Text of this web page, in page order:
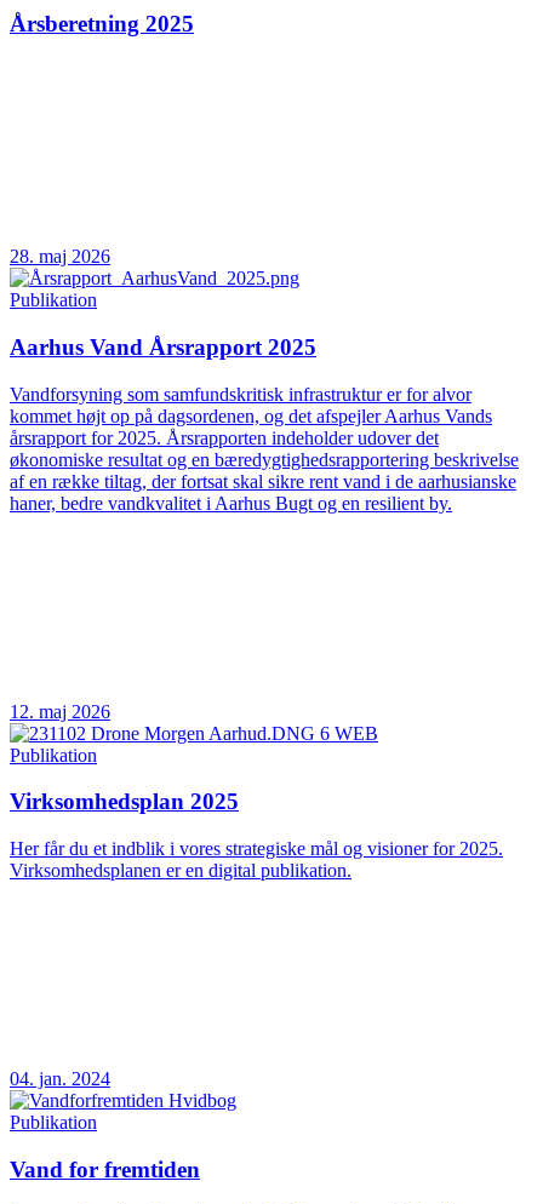
Årsberetning 2025
28. maj 2026
Publikation
Aarhus Vand Årsrapport 2025
Vandforsyning som samfundskritisk infrastruktur er for alvor
kommet højt op på dagsordenen, og det afspejler Aarhus Vands
årsrapport for 2025. Årsrapporten indeholder udover det
økonomiske resultat og en bæredygtighedsrapportering beskrivelse
af en række tiltag, der fortsat skal sikre rent vand i de aarhusianske
haner, bedre vandkvalitet i Aarhus Bugt og en resilient by.
12. maj 2026
Publikation
Virksomhedsplan 2025
Her får du et indblik i vores strategiske mål og visioner for 2025.
Virksomhedsplanen er en digital publikation.
04. jan. 2024
Publikation
Vand for fremtiden